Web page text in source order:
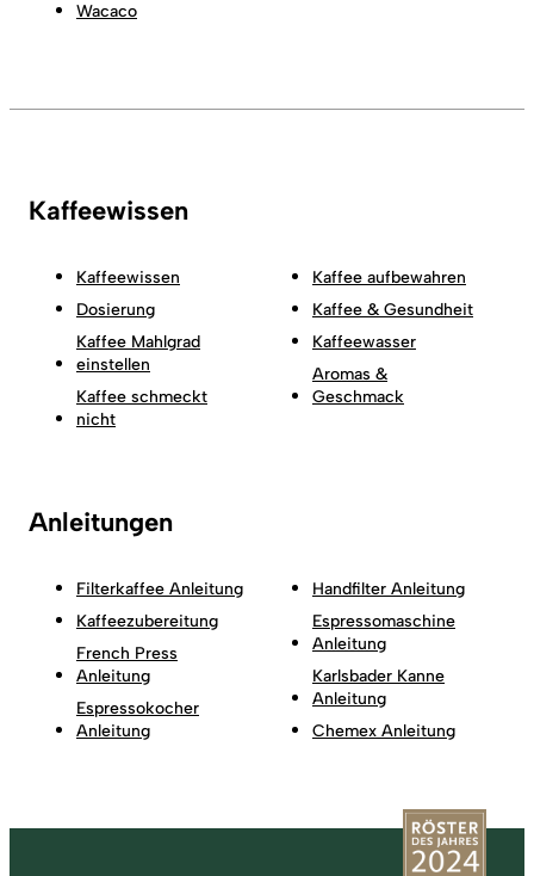
Wacaco
Kaffeewissen
Kaffeewissen
Dosierung
Kaffee Mahlgrad
einstellen
Kaffee schmeckt
nicht
Kaffee aufbewahren
Kaffee & Gesundheit
Kaffeewasser
Aromas &
Geschmack
Anleitungen
Filterkaffee Anleitung
Kaffeezubereitung
French Press
Anleitung
Espressokocher
Anleitung
Handfilter Anleitung
Espressomaschine
Anleitung
Karlsbader Kanne
Anleitung
Chemex Anleitung